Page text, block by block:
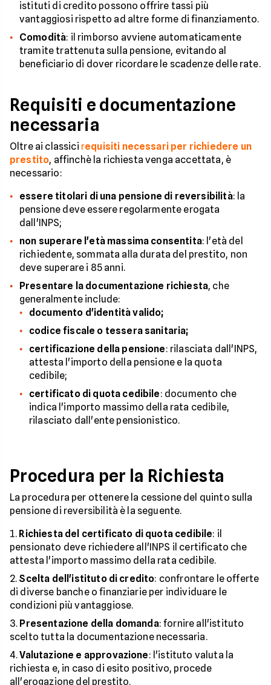
istituti di credito possono offrire tassi più
vantaggiosi rispetto ad altre forme di finanziamento.
Comodità: il rimborso avviene automaticamente
tramite trattenuta sulla pensione, evitando al
beneficiario di dover ricordare le scadenze delle rate.
Requisiti e documentazione
necessaria
Oltre ai classici requisiti necessari per richiedere un
prestito, affinchè la richiesta venga accettata, è
necessario:
essere titolari di una pensione di reversibilità: la
pensione deve essere regolarmente erogata
dall'INPS;
non superare l'età massima consentita: l'età del
richiedente, sommata alla durata del prestito, non
deve superare i 85 anni.
Presentare la documentazione richiesta, che
generalmente include:
documento d'identità valido;
codice fiscale o tessera sanitaria;
certificazione della pensione: rilasciata dall'INPS,
attesta l'importo della pensione e la quota
cedibile;
certificato di quota cedibile: documento che
indica l'importo massimo della rata cedibile,
rilasciato dall'ente pensionistico.
Procedura per la Richiesta
La procedura per ottenere la cessione del quinto sulla
pensione di reversibilità è la seguente.
Richiesta del certificato di quota cedibile: il
pensionato deve richiedere all'INPS il certificato che
attesta l'importo massimo della rata cedibile.
Scelta dell'istituto di credito: confrontare le offerte
di diverse banche o finanziarie per individuare le
condizioni più vantaggiose.
Presentazione della domanda: fornire all'istituto
scelto tutta la documentazione necessaria.
Valutazione e approvazione: l'istituto valuta la
richiesta e, in caso di esito positivo, procede
all'erogazione del prestito.